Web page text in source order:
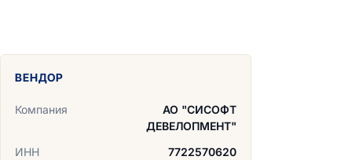
ВЕНДОР
Компания
АО "СИСОФТ
ДЕВЕЛОПМЕНТ"
ИНН
7722570620